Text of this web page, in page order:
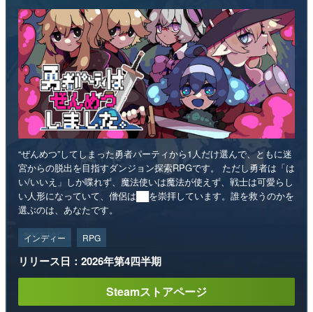
“ぜんめつ”してしまった勇者パーティから1人だけ選んで、ともに迷
宮からの脱出を目指すダンジョン探索RPGです。 ただし勇者は「は
い/いいえ」しか喋れず、魔法使いは魔法が使えず、戦士は可愛らし
い人形になっていて、僧侶は██を崇拝しています。誰を救うのかを
選ぶのは、あなたです。
インディー RPG
リリース日：2026年第4四半期
Steamストアページ